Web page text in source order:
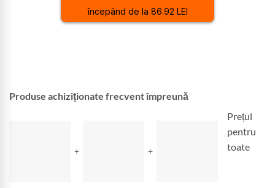
începând de la 86.92 LEI
Produse achiziționate frecvent împreună
+ +
Prețul
pentru
toate